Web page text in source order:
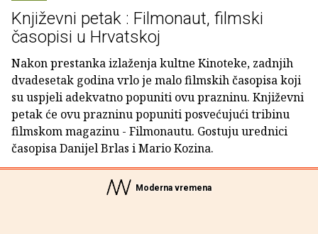
Književni petak : Filmonaut, filmski
časopisi u Hrvatskoj
Nakon prestanka izlaženja kultne Kinoteke, zadnjih
dvadesetak godina vrlo je malo filmskih časopisa koji
su uspjeli adekvatno popuniti ovu prazninu. Književni
petak će ovu prazninu popuniti posvećujući tribinu
filmskom magazinu - Filmonautu. Gostuju urednici
časopisa Danijel Brlas i Mario Kozina.
Moderna vremena